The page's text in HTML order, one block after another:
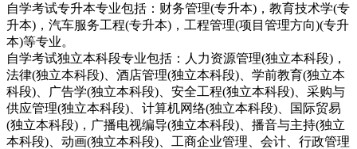
自学考试专升本专业包括：财务管理(专升本)，教育技术学(专
升本)，汽车服务工程(专升本)，工程管理(项目管理方向)(专升
本)等专业。
自学考试独立本科段专业包括：人力资源管理(独立本科段)，
法律(独立本科段)、酒店管理(独立本科段)、学前教育(独立本
科段)、广告学(独立本科段)、安全工程(独立本科段)、采购与
供应管理(独立本科段)、计算机网络(独立本科段)、国际贸易
(独立本科段)，广播电视编导(独立本科段)、播音与主持(独立
本科段)、动画(独立本科段)、工商企业管理、会计、行政管理